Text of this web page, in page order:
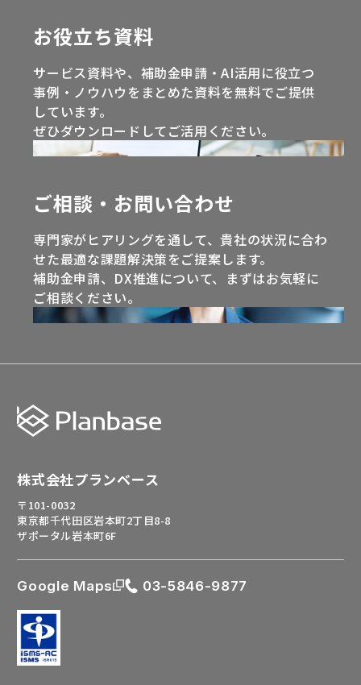
お役立ち資料
サービス資料や、補助金申請・AI活用に役立つ
事例・ノウハウをまとめた資料を無料でご提供
しています。
ぜひダウンロードしてご活用ください。
ご相談・お問い合わせ
専門家がヒアリングを通して、貴社の状況に合わ
せた最適な課題解決策をご提案します。
補助金申請、DX推進について、まずはお気軽に
ご相談ください。
株式会社プランベース
〒101-0032
東京都千代田区岩本町2丁目8-8
ザポータル岩本町6F
Google Maps 03-5846-9877